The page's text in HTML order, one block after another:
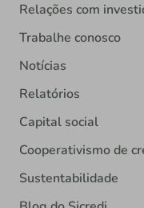
Relações com
Trabalhe conosco
Notícias
Relatórios
Capital social
Cooperativismo de
Sustentabilidade